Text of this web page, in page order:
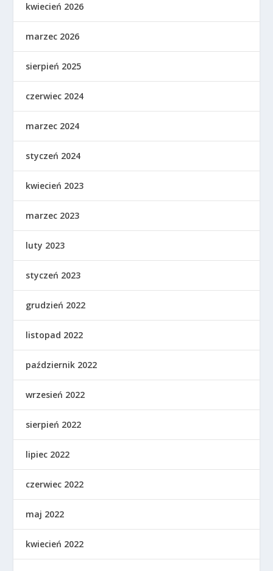
kwiecień 2026
marzec 2026
sierpień 2025
czerwiec 2024
marzec 2024
styczeń 2024
kwiecień 2023
marzec 2023
luty 2023
styczeń 2023
grudzień 2022
listopad 2022
październik 2022
wrzesień 2022
sierpień 2022
lipiec 2022
czerwiec 2022
maj 2022
kwiecień 2022